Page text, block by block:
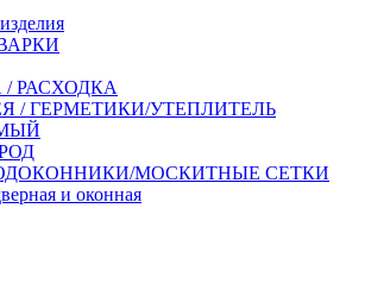
РАСХОДКА
/ ГЕРМЕТИКИ/УТЕПЛИТЕЛЬ
МОСКИТНЫЕ СЕТКИ
и оконная